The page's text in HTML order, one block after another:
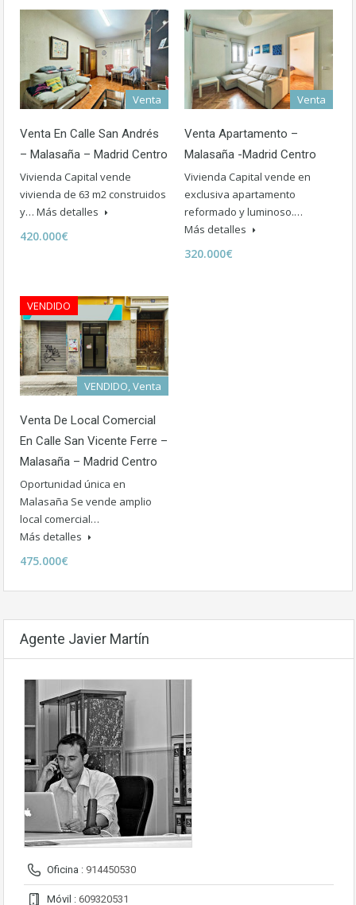
Venta
Venta En Calle San Andrés
– Malasaña – Madrid Centro
Vivienda Capital vende
vivienda de 63 m2 construidos
y… Más detalles
420.000€
Venta
Venta Apartamento –
Malasaña -Madrid Centro
Vivienda Capital vende en
exclusiva apartamento
reformado y luminoso.…
Más detalles
320.000€
VENDIDO
VENDIDO, Venta
Venta De Local Comercial
En Calle San Vicente Ferre –
Malasaña – Madrid Centro
Oportunidad única en
Malasaña Se vende amplio
local comercial…
Más detalles
475.000€
Agente Javier Martín
Oficina : 914450530
Móvil : 609320531